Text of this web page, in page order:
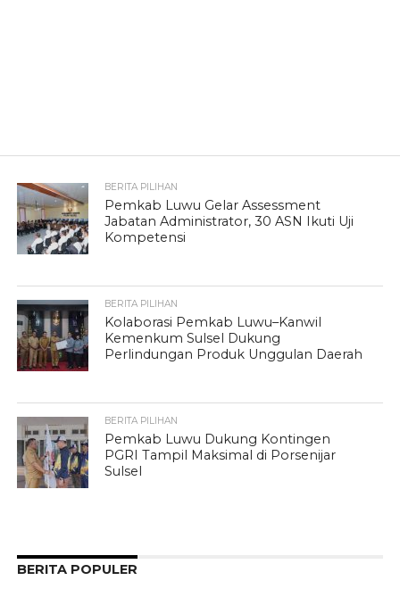
BERITA PILIHAN
Pemkab Luwu Gelar Assessment
Jabatan Administrator, 30 ASN Ikuti Uji
Kompetensi
BERITA PILIHAN
Kolaborasi Pemkab Luwu–Kanwil
Kemenkum Sulsel Dukung
Perlindungan Produk Unggulan Daerah
BERITA PILIHAN
Pemkab Luwu Dukung Kontingen
PGRI Tampil Maksimal di Porsenijar
Sulsel
BERITA POPULER